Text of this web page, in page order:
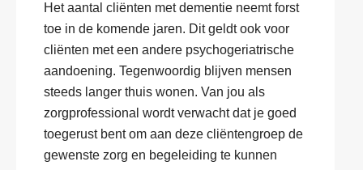
Het aantal cliënten met dementie neemt forst
toe in de komende jaren. Dit geldt ook voor
cliënten met een andere psychogeriatrische
aandoening. Tegenwoordig blijven mensen
steeds langer thuis wonen. Van jou als
zorgprofessional wordt verwacht dat je goed
toegerust bent om aan deze cliëntengroep de
gewenste zorg en begeleiding te kunnen